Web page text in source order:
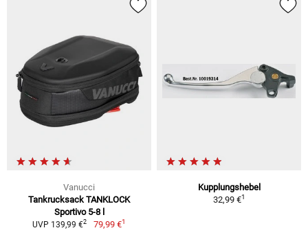
Vanucci
Tankrucksack TANKLOCK
Sportivo 5-8 l
UVP 139,99 €2 79,99 €1
Kupplungshebel
32,99 €1